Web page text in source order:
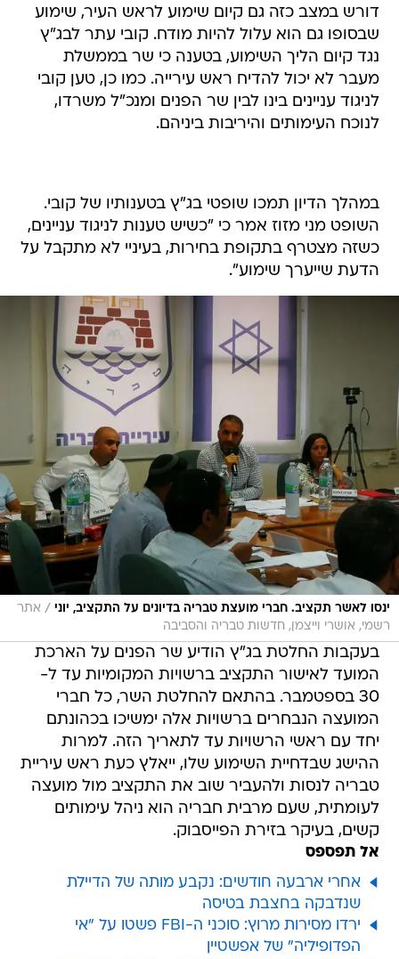
דורש במצב כזה גם קיום שימוע לראש העיר, שימוע
שבסופו גם הוא עלול להיות מודח. קובי עתר לבג"ץ
נגד קיום הליך השימוע, בטענה כי שר בממשלת
מעבר לא יכול להדיח ראש עירייה. כמו כן, טען קובי
לניגוד עניינים בינו לבין שר הפנים ומנכ"ל משרדו,
לנוכח העימותים והיריבות ביניהם.
במהלך הדיון תמכו שופטי בג"ץ בטענותיו של קובי.
השופט מני מזוז אמר כי "כשיש טענות לניגוד עניינים,
כשזה מצטרף בתקופת בחירות, בעיניי לא מתקבל על
הדעת שייערך שימוע".
ינסו לאשר תקציב. חברי מועצת טבריה בדיונים על התקציב, יוני / אתר
רשמי, אושרי וייצמן, חדשות טבריה והסביבה
בעקבות החלטת בג"ץ הודיע שר הפנים על הארכת
המועד לאישור התקציב ברשויות המקומיות עד ל-
30 בספטמבר. בהתאם להחלטת השר, כל חברי
המועצה הנבחרים ברשויות אלה ימשיכו בכהונתם
יחד עם ראשי הרשויות עד לתאריך הזה. למרות
ההישג שבדחיית השימוע שלו, ייאלץ כעת ראש עיריית
טבריה לנסות ולהעביר שוב את התקציב מול מועצה
לעומתית, שעם מרבית חבריה הוא ניהל עימותים
קשים, בעיקר בזירת הפייסבוק.
אל תפספס
אחרי ארבעה חודשים: נקבע מותה של הדיילת
שנדבקה בחצבת בטיסה
ירדו מסירות מרוץ: סוכני ה-FBI פשטו על "אי
הפדופיליה" של אפשטיין